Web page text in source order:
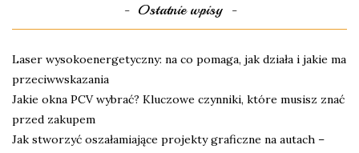
Ostatnie wpisy
Laser wysokoenergetyczny: na co pomaga, jak działa i jakie ma
przeciwwskazania
Jakie okna PCV wybrać? Kluczowe czynniki, które musisz znać
przed zakupem
Jak stworzyć oszałamiające projekty graficzne na autach –